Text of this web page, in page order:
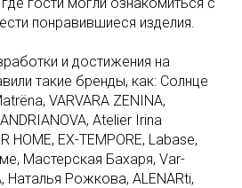
понравившиеся изделия.
и достижения на
такие бренды, как: Солнце
VARVARA ZENINA,
Atelier Irina
HOME, EX-TEMPORE, Labase,
Мастерская Бахаря, Var-
Наталья Рожкова, ALENARti,